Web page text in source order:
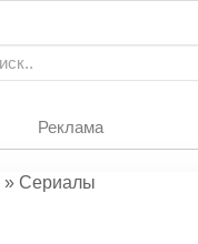
Реклама
» Сериалы